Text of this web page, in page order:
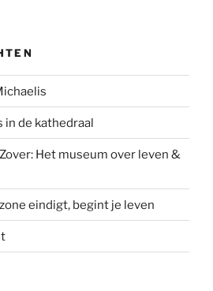
in de kathedraal
Zover: Het museum over leven &
eindigt, begint je leven